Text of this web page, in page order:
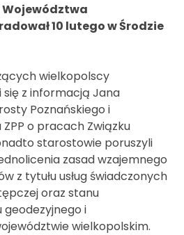
10 lutego w Środzie
wielkopolscy
z informacją Jana
Poznańskiego i
o pracach Związku
starostowie poruszyli
zasad wzajemnego
z tytułu usług świadczonych
oraz stanu
i
wielkopolskim.